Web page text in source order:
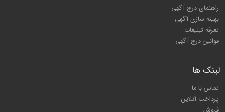
راهنمای درج آگهی
بهینه سازی آگهی
تعرفه تبلیغات
قوانین درج آگهی
لینک ها
تماس با ما
پرداخت آنلاین